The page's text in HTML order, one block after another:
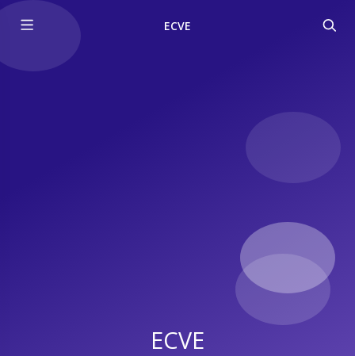
ECVE
ECVE